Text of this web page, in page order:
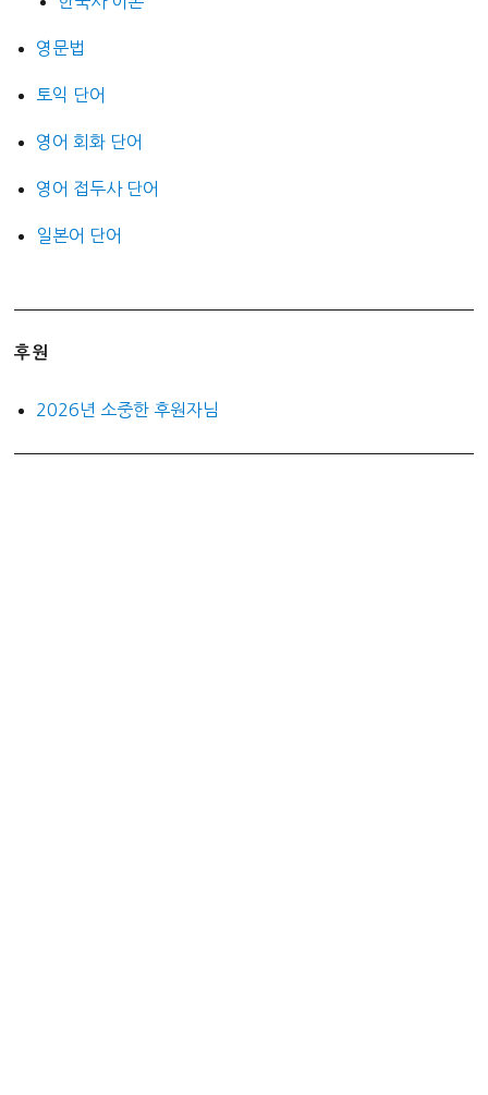
영문법
토익 단어
영어 회화 단어
영어 접두사 단어
일본어 단어
후원
2026년 소중한 후원자님